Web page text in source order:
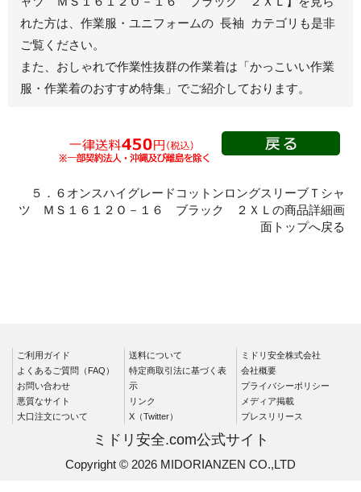
秋冬長袖
春夏半袖
スモック
春夏半袖
ア
シャツ
食品産業用
クリーンウェ
れた方は、作業服・ユニフォームの 長袖 カテゴリも是非
ご覧ください。
また、おしゃれで作業性抜群の作業着は 「かっこいい作業
服・作業着のおすすめ特集」 でご紹介しております。
５．６オンスハイグレードコットンロングスリーブＴシャ
ツ ＭＳ１６１２Ｏ－１６ ブラック ２ＸＬの商品詳細画
面トップへ戻る
ご利用ガイド
よくあるご質問（FAQ）
お問い合わせ
悪質なサイト
大口注文について
送料について
特定商取引法に基づく表
示
リンク
X（Twitter）
ミドリ安全株式会社
会社概要
プライバシーポリシー
メディア掲載
プレスリリース
ミドリ安全.com公式サイト
Copyright © 2026 MIDORIANZEN CO.,LTD